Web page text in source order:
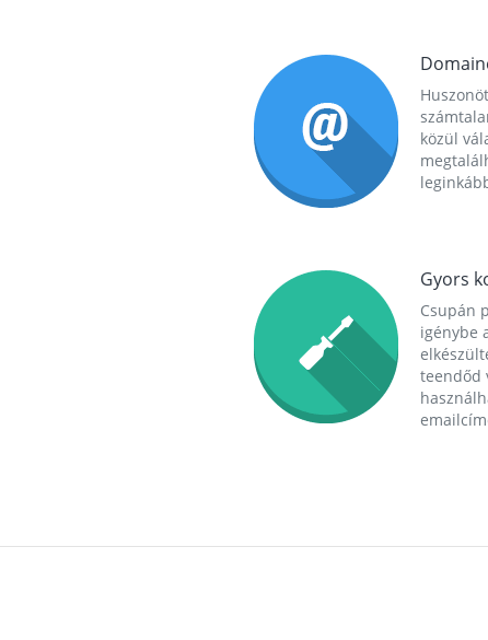
közül
Gyors
Csupán
igénybe
teendőd